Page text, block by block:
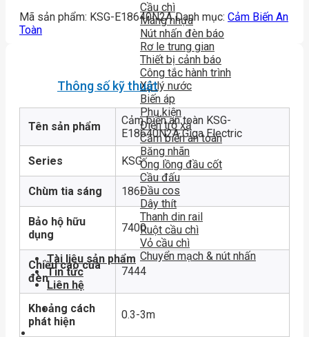
Cầu chì
Máng nhựa
Nút nhấn đèn báo
Rơ le trung gian
Thiết bị cảnh báo
Công tắc hành trình
Xử lý nước
Biến áp
Phụ kiện
Điện trở xả
Cảm biến an toàn
Băng nhãn
Ống lồng đầu cốt
Cầu đấu
Đầu cos
Dây thít
Thanh din rail
Ruột cầu chì
Vỏ cầu chì
Chuyển mạch & nút nhấn
Tài liệu sản phẩm
Tin tức
Liên hệ
Mã sản phẩm: KSG-E18640N2A Danh mục: Cảm Biến An
Toàn
Thông số kỹ thuật
Tên sản phẩm
Cảm biến an toàn KSG-
E18640N2A Giga Electric
Series KSG
Chùm tia sáng 186
Bảo hộ hữu
dụng
7400
Chiều cao của
đèn
7444
Khoảng cách
phát hiện
0.3-3m